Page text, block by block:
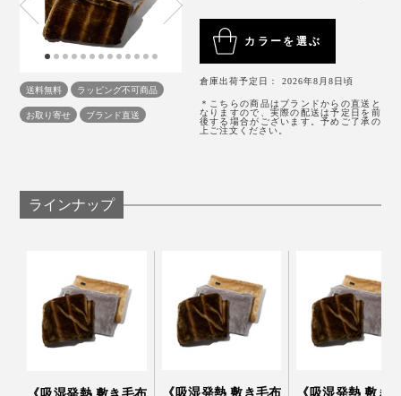
ようです。
「掛け毛布」「敷き毛布」どちらか１枚でも、暖かさと
心地よさを充分感じることができますが、両方に“ホッ
トサンド”されることで、寝心地は格段にアップ。
送料無料
ラッピング不可商品
お取り寄せ
ブランド直送
カラーを選ぶ
倉庫出荷予定日： 2026年8月8日頃
＊こちらの商品はブランドからの直送と
なりますので、実際の配送は予定日を前
後する場合がございます。予めご了承の
上ご注文ください。
ラインナップ
《吸湿発熱 敷き毛布
《吸湿発熱 敷き